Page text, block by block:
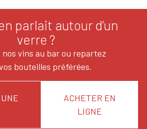
parlait autour d’un
verre ?
nos vins au bar ou repartez
bouteilles préférées.
ACHETER EN
LIGNE